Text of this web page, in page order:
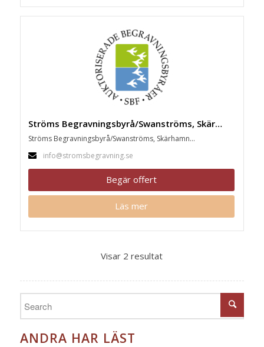
Ströms Begravningsbyrå/Swanströms, Skärhamn
Ströms Begravningsbyrå/Swanströms, Skärhamn...
info@stromsbegravning.se
Begär offert
Läs mer
Visar 2 resultat
ANDRA HAR LÄST